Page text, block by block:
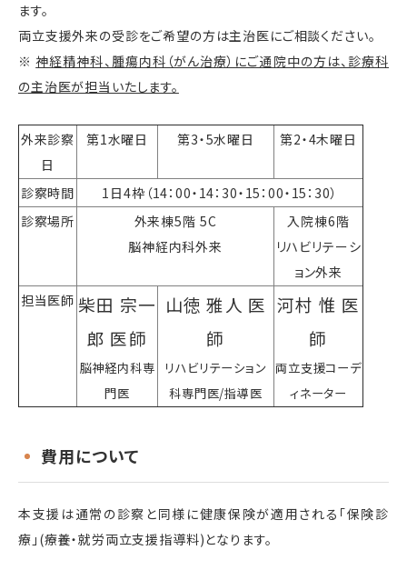
ます。
両立支援外来の受診をご希望の方は主治医にご相談ください。
※神経精神科、腫瘍内科（がん治療）にご通院中の方は、診療科
の主治医が担当いたします。
外来診察
日
第1水曜日 第3・5水曜日 第2・4木曜日
診察時間
1日4枠（14：00・14：30・15：00・15：30）
診察場所
外来棟5階 5C
脳神経内科外来
入院棟6階
リハビリテーシ
ョン外来
担当医師 柴田 宗一
郎 医師
脳神経内科専
門医
山徳 雅人 医
師
リハビリテーション
科専門医/指導医
河村 惟 医
師
両立支援コーデ
ィネーター
費用について
本支援は通常の診察と同様に健康保険が適用される「保険診
療」 (療養・就労両立支援指導料)となります。